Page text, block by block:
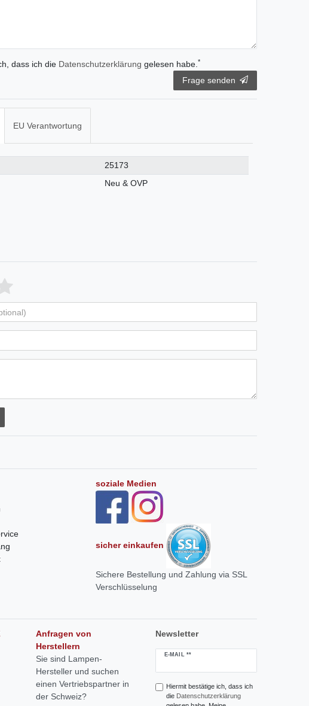
dass ich die Daten­schutz­erklärung gelesen habe.*
Frage senden
EU Verantwortung
25173
Neu & OVP
soziale Medien
sicher einkaufen
Sichere Bestellung und Zahlung via SSL
Verschlüsselung
Anfragen von
Herstellern
Sie sind Lampen-
Hersteller und suchen
einen Vertriebspartner in
der Schweiz?
Newsletter
E-MAIL **
Newsletter
Hiermit bestätige ich, dass ich
die Daten­schutz­erklärung